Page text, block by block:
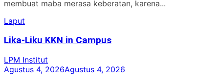
membuat maba merasa keberatan, karena...
Laput
Lika-Liku KKN in Campus
LPM Institut
Agustus 4, 2026Agustus 4, 2026